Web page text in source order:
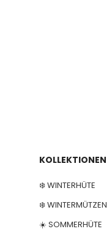
KOLLEKTIONEN
❄️ WINTERHÜTE
❄️ WINTERMÜTZEN
☀️ SOMMERHÜTE